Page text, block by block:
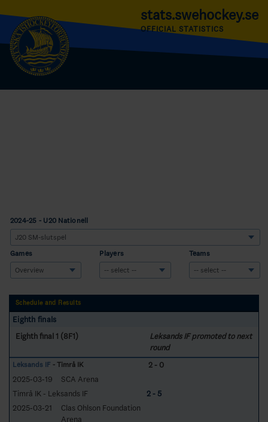
stats.swehockey.se
OFFICIAL STATISTICS
2024-25 - U20 Nationell
Games Players Teams
Schedule and Results
Eighth finals
Eighth final 1 (8F1)
Leksands IF promoted to next
round
Leksands IF - Timrå IK
2 - 0
2025-03-19
SCA Arena
Timrå IK - Leksands IF
2 - 5
2025-03-21
Clas Ohlson Foundation
Arena